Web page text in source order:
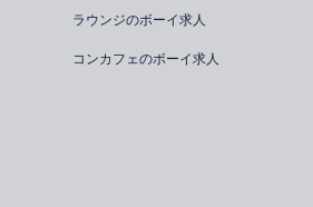
ラウンジのボーイ求人
コンカフェのボーイ求人